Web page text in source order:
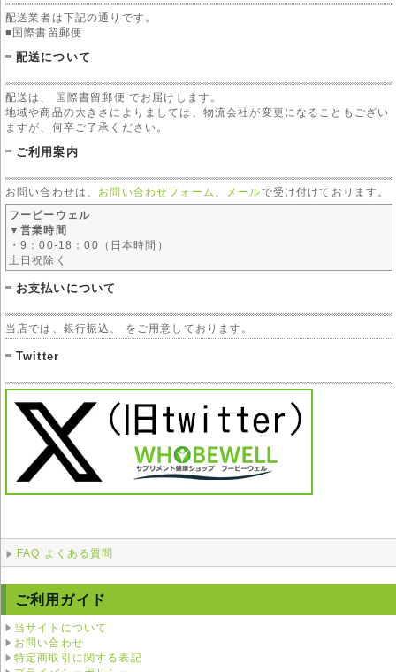
配送業者は下記の通りです。
■国際書留郵便
配送について
配送は、 国際書留郵便 でお届けします。
地域や商品の大きさによりましては、物流会社が変更になることもござい
ますが、何卒ご了承ください。
ご利用案内
お問い合わせは、 お問い合わせフォーム メールで受け付けております。
フービーウェル
▼営業時間
・9：00-18：00（日本時間）
土日祝除く
お支払いについて
当店では、銀行振込、 をご用意しております。
Twitter
FAQ よくある質問
ご利用ガイド
当サイトについて
お問い合わせ
特定商取引に関する表記